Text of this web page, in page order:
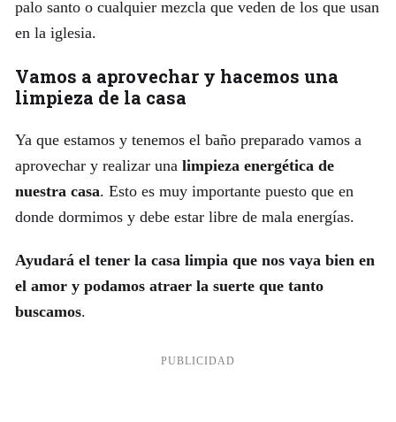
palo santo o cualquier mezcla que veden de los que usan
en la iglesia.
Vamos a aprovechar y hacemos una
limpieza de la casa
Ya que estamos y tenemos el baño preparado vamos a
aprovechar y realizar una limpieza energética de
nuestra casa. Esto es muy importante puesto que en
donde dormimos y debe estar libre de mala energías.
Ayudará el tener la casa limpia que nos vaya bien en
el amor y podamos atraer la suerte que tanto
buscamos.